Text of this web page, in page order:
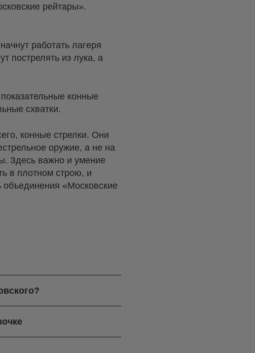
рейтары».
работать лагеря
пострелять из лука, а
конные
схватки.
конные стрелки. Они
оружие, а не на
Здесь важно и умение
в плотном строю, и
объединения «Московские